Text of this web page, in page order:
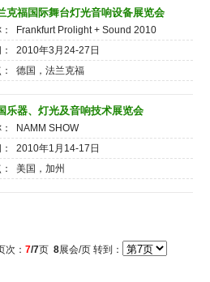
克福国际舞台灯光音响设备展览会
： Frankfurt Prolight + Sound 2010
： 2010年3月24-27日
： 德国，法兰克福
乐器、灯光及音响技术展览会
NAMM SHOW
： 2010年1月14-17日
美国，加州
次：7/7页8展会/页 转到：